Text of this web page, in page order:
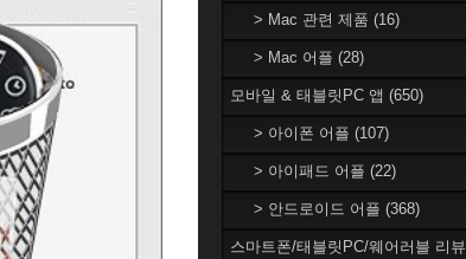
> Mac 관련 제품 (16)
> Mac 어플 (28)
모바일 & 태블릿PC 앱 (650)
> 아이폰 어플 (107)
> 아이패드 어플 (22)
> 안드로이드 어플 (368)
스마트폰/태블릿PC/웨어러블 리뷰